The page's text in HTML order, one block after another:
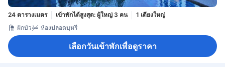
24 ตารางเมตร เข้าพักได้สูงสุด: ผู้ใหญ่ 3 คน
1 เตียงใหญ่
ฝักบัว
ห้องปลอดบุหรี่
เลือกวันเข้าพักเพื่อดูราคา